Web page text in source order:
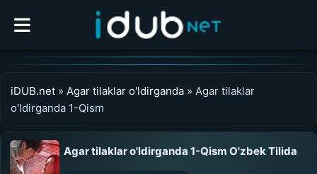
iDUB.net » Agar tilaklar o'ldirganda » Agar tilaklar
o'ldirganda 1-Qism
Agar tilaklar o'ldirganda 1-Qism O'zbek Tilida